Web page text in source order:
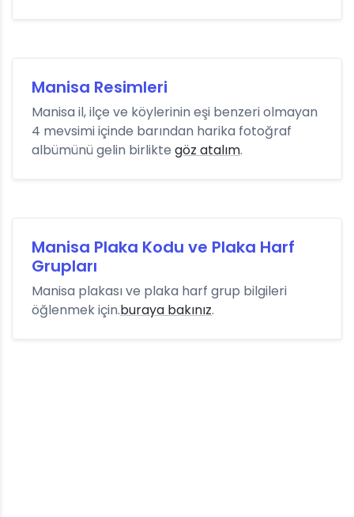
Manisa Resimleri
Manisa il, ilçe ve köylerinin eşi benzeri olmayan
4 mevsimi içinde barından harika fotoğraf
albümünü gelin birlikte göz atalım.
Manisa Plaka Kodu ve Plaka Harf
Grupları
Manisa plakası ve plaka harf grup bilgileri
öğlenmek için.buraya bakınız.